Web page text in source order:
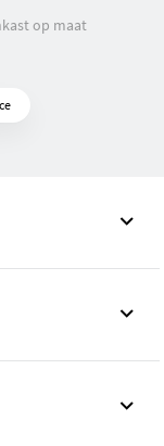
op maat